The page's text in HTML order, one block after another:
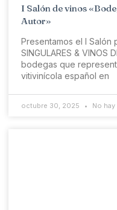
I Salón de vinos
Autor»
Presentamos el I Salón
SINGULARES &
bodegas que
vitivinícola español en
octubre 30, 2025 No